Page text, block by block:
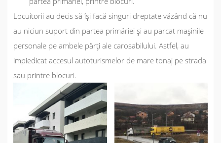
Locuitorii au decis să își facă singuri dreptate văzând că nu
au niciun suport din partea primăriei și au parcat mașinile
personale pe ambele părți ale carosabilului. Astfel, au
impiedicat accesul autoturismelor de mare tonaj pe strada
sau printre blocuri.